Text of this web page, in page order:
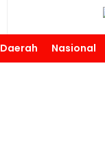
Daerah Nasional